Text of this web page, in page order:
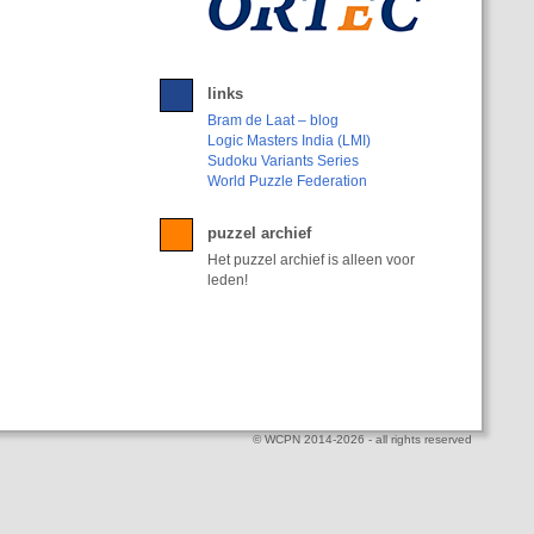
links
Bram de Laat – blog
Logic Masters India (LMI)
Sudoku Variants Series
World Puzzle Federation
puzzel archief
Het puzzel archief is alleen voor
leden!
© WCPN 2014-2026 - all rights reserved